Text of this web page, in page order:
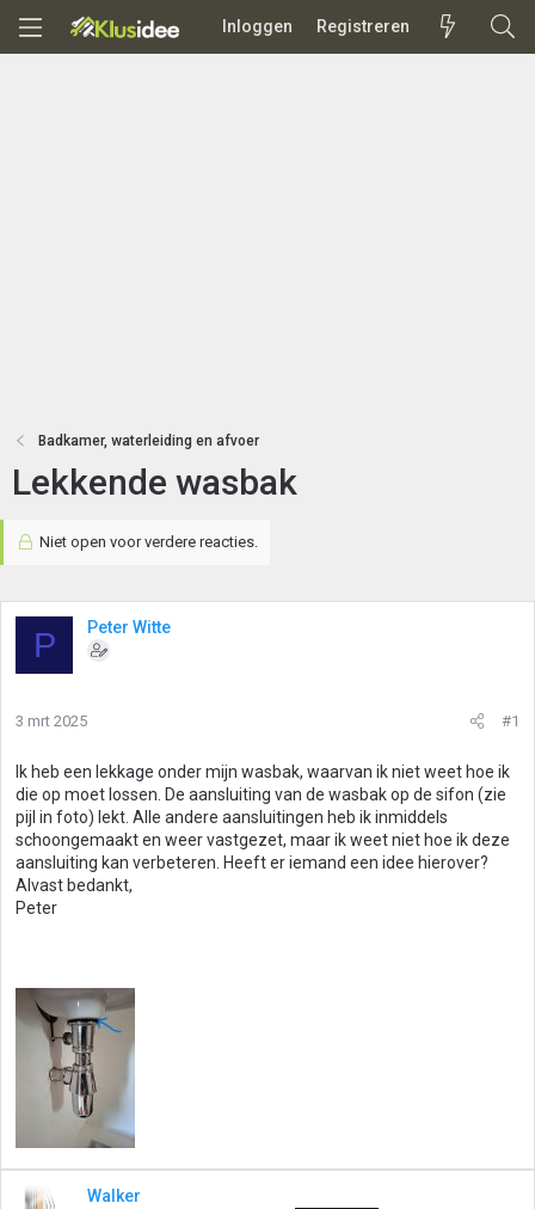
Inloggen Registreren
Badkamer, waterleiding en afvoer
Lekkende wasbak
Niet open voor verdere reacties.
P Peter Witte
3 mrt 2025 #1
Ik heb een lekkage onder mijn wasbak, waarvan ik niet weet hoe ik
die op moet lossen. De aansluiting van de wasbak op de sifon (zie
pijl in foto) lekt. Alle andere aansluitingen heb ik inmiddels
schoongemaakt en weer vastgezet, maar ik weet niet hoe ik deze
aansluiting kan verbeteren. Heeft er iemand een idee hierover?
Alvast bedankt,
Peter
Walker